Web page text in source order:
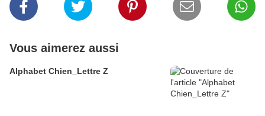
Vous aimerez aussi
Alphabet Chien_Lettre Z